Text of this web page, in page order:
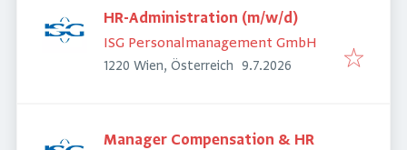
HR-Administration (m/w/d)
ISG Personalmanagement GmbH
1220 Wien, Österreich Veröffentlicht
9.7.2026
Manager Compensation & HR